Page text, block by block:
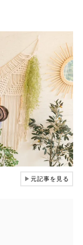
▶元記事を見る